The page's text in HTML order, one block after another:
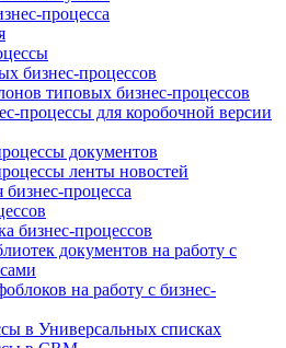
процесса
бизнес-процессов
типовых бизнес-процессов
процессы для коробочной версии
документов
ленты новостей
процесса
бизнес-процессов
документов на работу с
на работу с бизнес-
в Универсальных списках